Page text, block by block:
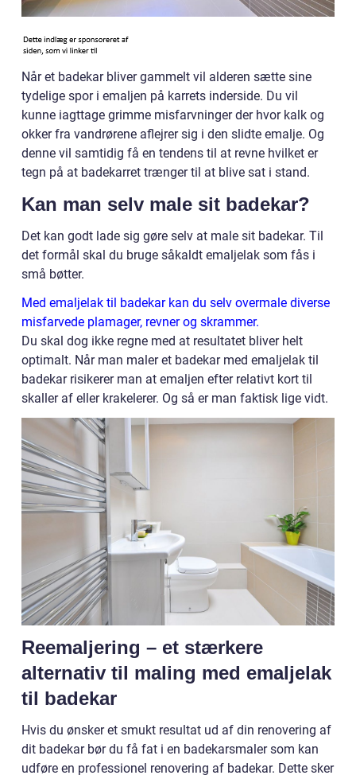
Når et badekar bliver gammelt vil alderen sætte sine
tydelige spor i emaljen på karrets inderside. Du vil
kunne iagttage grimme misfarvninger der hvor kalk og
okker fra vandrørene aflejrer sig i den slidte emalje. Og
denne vil samtidig få en tendens til at revne hvilket er
tegn på at badekarret trænger til at blive sat i stand.
Kan man selv male sit badekar?
Det kan godt lade sig gøre selv at male sit badekar. Til
det formål skal du bruge såkaldt emaljelak som fås i
små bøtter.
Med emaljelak til badekar kan du selv overmale diverse
misfarvede plamager, revner og skrammer.
Du skal dog ikke regne med at resultatet bliver helt
optimalt. Når man maler et badekar med emaljelak til
badekar risikerer man at emaljen efter relativt kort til
skaller af eller krakelerer. Og så er man faktisk lige vidt.
Reemaljering – et stærkere
alternativ til maling med emaljelak
til badekar
Hvis du ønsker et smukt resultat ud af din renovering af
dit badekar bør du få fat i en badekarsmaler som kan
udføre en professionel renovering af badekar. Dette sker